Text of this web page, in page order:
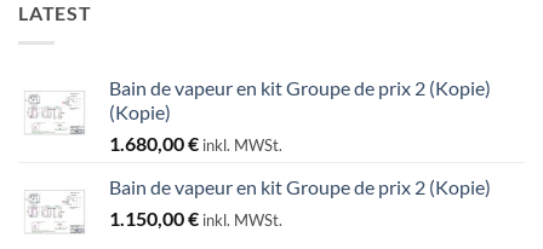
LATEST
Bain de vapeur en kit Groupe de prix 2 (Kopie)
(Kopie)
1.680,00€ inkl. MWSt.
Bain de vapeur en kit Groupe de prix 2 (Kopie)
1.150,00€ inkl. MWSt.